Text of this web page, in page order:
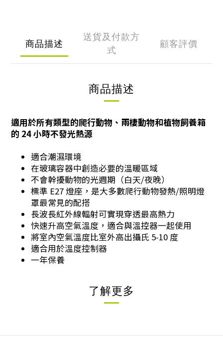
商品描述
送貨及付款方
式
顧客評價
商品描述
適用於所有類型的爬行動物、兩棲動物和植物飼養箱
的 24 小時不發光熱源
適合潮濕環境
在玻璃容器中創造必要的溫暖區域
不會幹擾動物的光週期（白天/夜晚）
標準 E27 燈座，是大多數爬行動物發熱/照明燈
罩最常見的配搭
長波長紅外線輻射可實現穿透最高熱力
快速升高空氣溫度，適合與溫控器一起使用
將室內空氣溫度比室外高出攝氏 5-10 度
適合用於溫度控制器
一年保養
了解更多